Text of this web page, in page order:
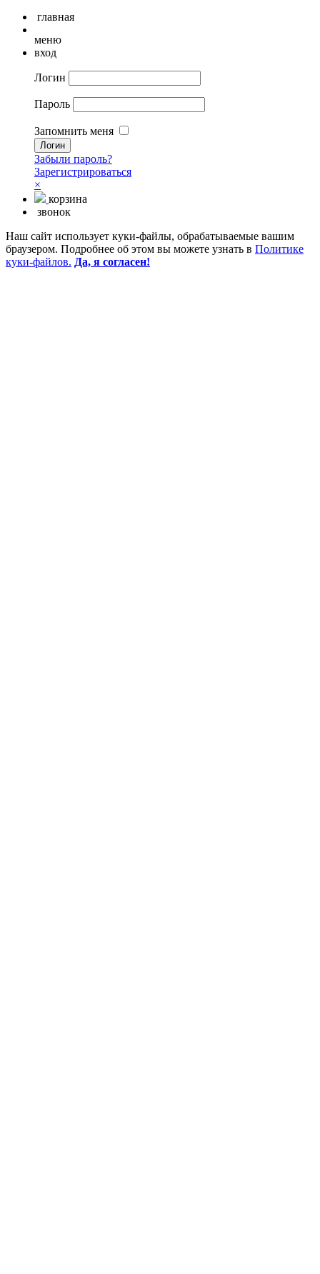
главная
меню
вход
Логин
Пароль
Запомнить меня
Забыли пароль?
Зарегистрироваться
×
корзина
звонок
Наш сайт использует куки-файлы, обрабатываемые вашим
браузером. Подробнее об этом вы можете узнать в Политике
куки-файлов. Да, я согласен!